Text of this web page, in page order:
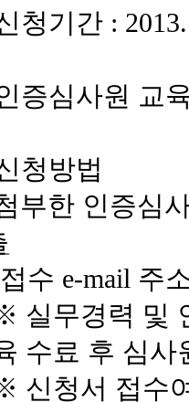
청기간 :
증심사원 교
청방법
부한 인증심
접수 e-mail 주
실무경력 및
수료 후 심사
신청서 접수